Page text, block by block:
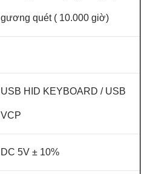
gương quét ( 10.000 giờ)
USB HID KEYBOARD / USB
VCP
DC 5V ± 10%